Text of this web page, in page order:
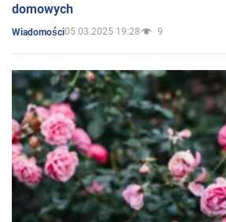
domowych
Wiadomości05.03.2025 19:28 9